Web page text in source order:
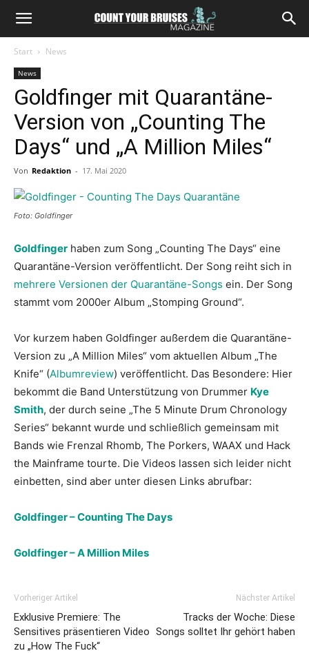
Start News
News
Goldfinger mit Quarantäne-
Version von „Counting The
Days“ und „A Million Miles“
Von Redaktion - 17. Mai 2020
Foto: Goldfinger
Goldfinger haben zum Song „Counting The Days“ eine
Quarantäne-Version veröffentlicht. Der Song reiht sich in
mehrere Versionen der Quarantäne-Songs ein. Der Song
stammt vom 2000er Album „Stomping Ground“.
Vor kurzem haben Goldfinger außerdem die Quarantäne-
Version zu „A Million Miles“ vom aktuellen Album „The
Knife“ (Albumreview) veröffentlicht. Das Besondere: Hier
bekommt die Band Unterstützung von Drummer Kye
Smith, der durch seine „The 5 Minute Drum Chronology
Series“ bekannt wurde und schließlich gemeinsam mit
Bands wie Frenzal Rhomb, The Porkers, WAAX und Hack
the Mainframe tourte. Die Videos lassen sich leider nicht
einbetten, sind aber unter diesen Links abrufbar:
Goldfinger – Counting The Days
Goldfinger – A Million Miles
Vorheriger Artikel
Exklusive Premiere: The
Sensitives präsentieren Video
zu „How The Fuck“
Nächster Artikel
Tracks der Woche: Diese
Songs solltet Ihr gehört haben